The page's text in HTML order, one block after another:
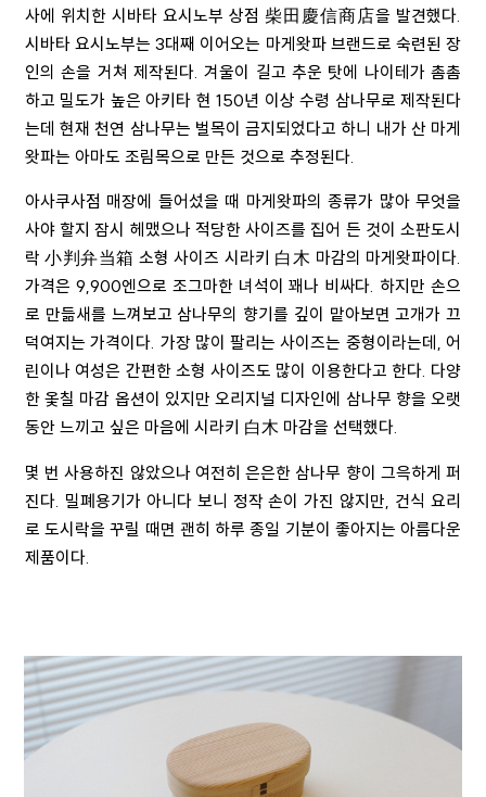
사에 위치한 시바타 요시노부 상점 柴田慶信商店을 발견했다
시바타 요시노부는3대째 이어오는 마게왓파 브랜드로 숙련된 장
인의 손을 거쳐 제작된다 .겨울이 길고 추운 탓에 나이테가 촘촘
하고 밀도가 높은 아키타 현 150년 이상 수령 삼나무로 제작된다
는데 현재 천연 삼나무는 벌목이 금지되었다고 하니 내가 산 마게
왓파는 아마도 조림목으로 만든 것으로 추정된다
아사쿠사점 매장에 들어섰을 때 마게왓파의 종류가 많아 무엇을
사야 할지 잠시 헤맸으나 적당한 사이즈를 집어 든 것이 소판도시
락 小判弁当箱 소형 사이즈 시라키 白木 마감의 마게왓파이다.
가격은 9,900엔으로 조그마한 녀석이 꽤나 비싸다. 하지만 손으
로 만듦새를 느껴보고 삼나무의 향기를 깊이 맡아보면 고개가 끄
덕여지는 가격이다. 가장 많이 팔리는 사이즈는 중형이라는데, 어
린이나 여성은 간편한 소형 사이즈도 많이 이용한다고 한다. 다양
한 옻칠 마감 옵션이 있지만 오리지널 디자인에 삼나무 향을 오랫
동안 느끼고 싶은 마음에 시라키 白木 마감을 선택했다.
몇 번 사용하진 않았으나 여전히 은은한 삼나무 향이 그윽하게 퍼
진다 밀폐용기가 아니다 보니 정작 손이 가진 않지만 건식 요리
로 도시락을 꾸릴 때면 괜히 하루 종일 기분이 좋아지는 아름다운
제품이다